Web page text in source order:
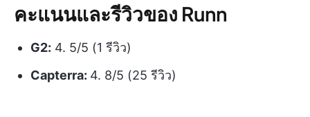
คะแนนและรีวิวของ Runn
G2: 4. 5/5 (1 รีวิว)
Capterra: 4. 8/5 (25 รีวิว)